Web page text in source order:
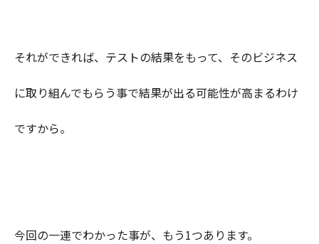
それができれば、テストの結果をもって、そのビジネス
に取り組んでもらう事で結果が出る可能性が高まるわけ
ですから。
今回の一連でわかった事が、もう1つあります。